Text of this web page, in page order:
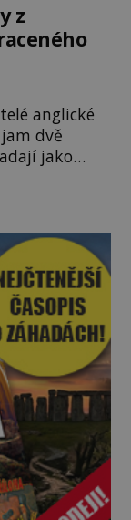
z
anglické
dvě
jako
Jejich
Anglie a ani